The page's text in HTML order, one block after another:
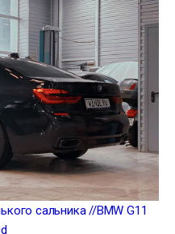
сальника //BMW G11